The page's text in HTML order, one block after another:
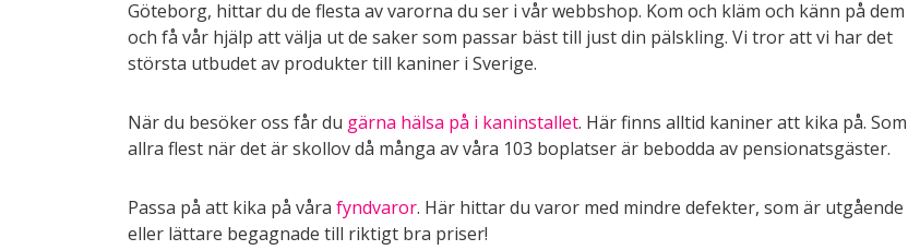
Göteborg, hittar du de flesta av varorna du ser i vår webbshop. Kom och kläm och känn på dem
och få vår hjälp att välja ut de saker som passar bäst till just din pälskling. Vi tror att vi har det
största utbudet av produkter till kaniner i Sverige.
När du besöker oss får du gärna hälsa på i kaninstallet. Här finns alltid kaniner att kika på. Som
allra flest när det är skollov då många av våra 103 boplatser är bebodda av pensionatsgäster.
Passa på att kika på våra fyndvaror. Här hittar du varor med mindre defekter, som är utgående
eller lättare begagnade till riktigt bra priser!